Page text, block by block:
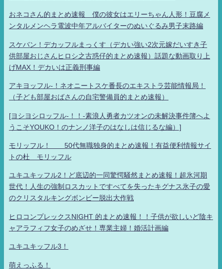
おネコさん的まとめ速報 僕の彼女はエリーちゃん人形！豆腐メ
ンタルメンヘラ電波中年アルバイターのぬいぐるみ男子末路編
スケバン！デカッフルまっくす（デカい強い2次元嫁だいすき子
供部屋おじさんヒロシ之古惑仔的まとめ速報）話題な動画取り上
げMAX！デカいは正義刑事編
アキヨッフル-！ネオニートスケ番長のエキストラ芸能情報局！
（子ども部屋おばさんの自宅警備員的まとめ速報）
[ヨシヨシロッフル-！！-素浪人勇者カツオンの未解決事件簿へよ
うこそYOUKO！のナンノ洋子のはなしは信じるな編）]
モリッフル！ 50代無職独身的まとめ速報！有益便利情報サイ
トの杜 モリッフル
ユキユキッフル2！ど底辺的一同驚愕騒然まとめ速報！超氷河期
世代！人生の強制ロスカットですべてを失ったキグナス氷子の愛
のクリスタルキングボンビー脱出大作戦
ヒロコンプレックスNIGHT 的まとめ速報！！子供が欲しいど陰キ
ャアラフィフ女子のめざせ！専業主婦！婚活計画編
ユキユキッフル3！
萌えっふる！